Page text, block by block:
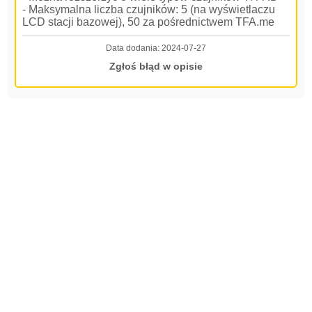
- Maksymalna liczba czujników: 5 (na wyświetlaczu
LCD stacji bazowej), 50 za pośrednictwem TFA.me
Data dodania: 2024-07-27
Zgłoś błąd w opisie